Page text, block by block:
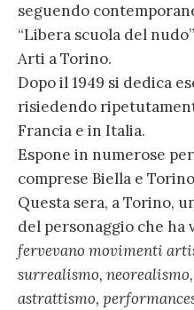
seguendo
“Libera scuola del
Arti a Torino.
Dopo il 1949 si dedica
risiedendo
Francia e in Italia.
Espone in numerose
comprese Biella e
Questa sera, a Torino,
del personaggio che ha
fervevano movimenti
surrealismo,
astrattismo,